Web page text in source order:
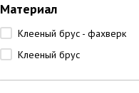
Материал
Клееный брус - фахверк
Клееный брус